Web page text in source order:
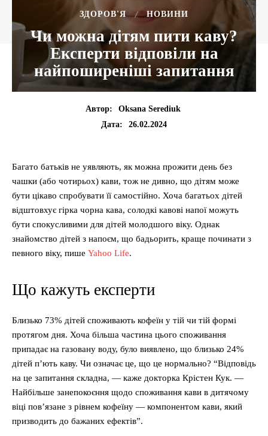
ЗДОРОВ'Я НОВИНИ
Чи можна дітям пити каву?
Експерти відповіли на
найпоширеніші запитання
Автор:
Oksana Serediuk
Дата:
26.02.2024
Багато батьків не уявляють, як можна прожити день без
чашки (або чотирьох) кави, тож не дивно, що дітям може
бути цікаво спробувати її самостійно. Хоча багатьох дітей
відштовхує гірка чорна кава, солодкі кавові напої можуть
бути спокусливими для дітей молодшого віку. Однак
знайомство дітей з напоєм, що бадьорить, краще починати з
певного віку, пише Yahoo Life.
Що кажуть експерти
Близько 73% дітей споживають кофеїн у тій чи тій формі
протягом дня. Хоча більша частина цього споживання
припадає на газовану воду, було виявлено, що близько 24%
дітей п’ють каву. Чи означає це, що це нормально? “Відповідь
на це запитання складна, — каже докторка Крістен Кук. —
Найбільше занепокоєння щодо споживання кави в дитячому
віці пов’язане з рівнем кофеїну — компонентом кави, який
призводить до бажаних ефектів”.